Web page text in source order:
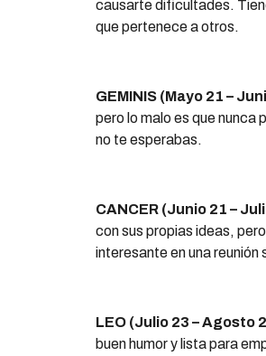
causarte dificultades.
que pertenece a otros.
GEMINIS (Mayo 21 –
pero lo malo es que nunca
no te esperabas.
CANCER (Junio 21 –
con sus propias ideas,
interesante en una reunión
LEO (Julio 23 – Agosto
buen humor y lista para